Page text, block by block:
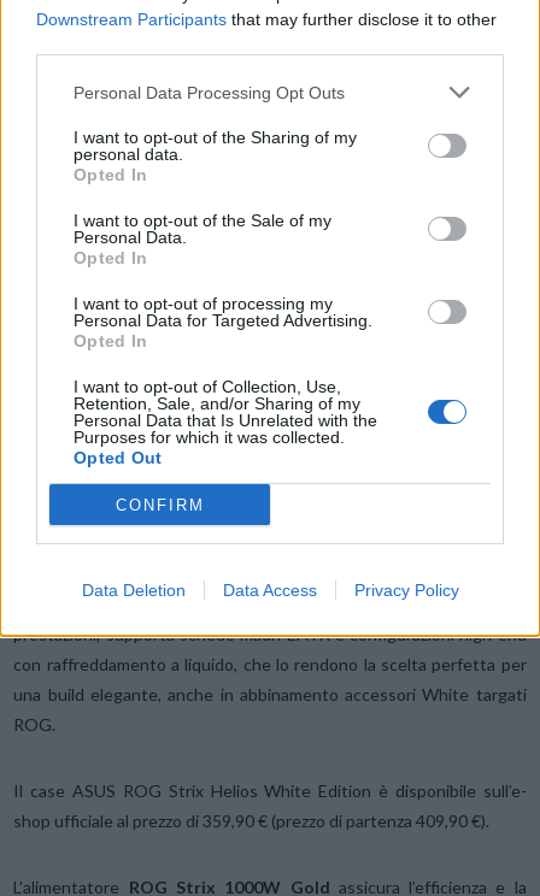
Downstream Participants that may further disclose it to other
Personal Data Processing Opt Outs
I want to opt-out of the Sharing of my
personal data.
Opted In
I want to opt-out of the Sale of my
Personal Data.
Opted In
I want to opt-out of processing my
Personal Data for Targeted Advertising.
Opted In
I want to opt-out of Collection, Use,
Retention, Sale, and/or Sharing of my
Personal Data that Is Unrelated with the
Purposes for which it was collected.
Opted Out
CONFIRM
Data Deletion Data Access Privacy Policy
ROG GLADIUS III WLè dotato di un sensore ottico da 19.000 DPI e
400 ips che, grazie anche alla frequenza di polling di 1000 Hz,
assoluta compatibilità con ogni dispositivo ed accontenta ogni
preferenza. L’esclusivo design Push-Fit Switch Socket II consente di
personalizzazione e prolungare la durata nel tempo. I pulsanti con
meccanismo pivoted, inoltre, offrono una risposta rapida e precisa ai
Il mouse ASUS ROG GLADIUS II WL è disponibile sull’e-shop
ufficiale al prezzo di 69,99€ (prezzo di partenza 109,99 €)
ROG Strix Helios White Edition
tower premium con pannelli in vetro temperato, raffinato telaio in
alluminio e illuminazione RGB integrata sul pannello anteriore. La
predisposizione per una gestione accurata dei cavi include una cover
perfettamente ordinato. Progettato per ottenere espandibilità e
prestazioni, supporta schede madri EATX e configurazioni high end
con raffreddamento a liquido, che lo rendono la scelta perfetta per
una build elegante, anche in abbinamento accessori White targati
ROG.
Il case ASUS ROG Strix Helios White Edition è disponibile sull’e-
shop ufficiale al prezzo di 359,90 € (prezzo di partenza 409,90 €).
L’alimentatore ROG Strix 1000W Gold assicura l’efficienza e la